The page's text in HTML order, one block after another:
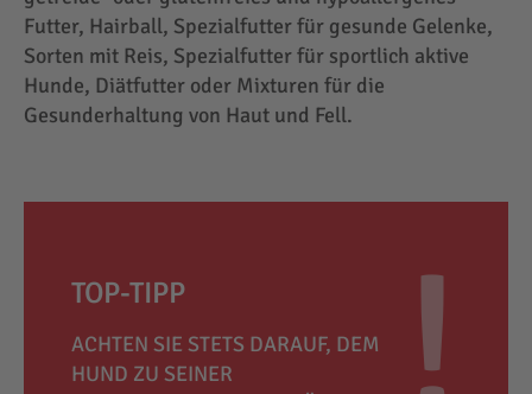
Futter, Hairball, Spezialfutter für gesunde Gelenke,
Sorten mit Reis, Spezialfutter für sportlich aktive
Hunde, Diätfutter oder Mixturen für die
Gesunderhaltung von Haut und Fell.
TOP-TIPP
ACHTEN SIE STETS DARAUF, DEM
HUND ZU SEINER